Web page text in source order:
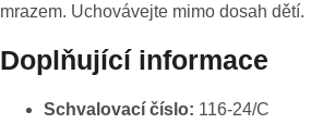
mrazem. Uchovávejte mimo dosah dětí.
Doplňující informace
Schvalovací číslo: 116-24/C